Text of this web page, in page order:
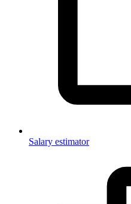
Salary estimator